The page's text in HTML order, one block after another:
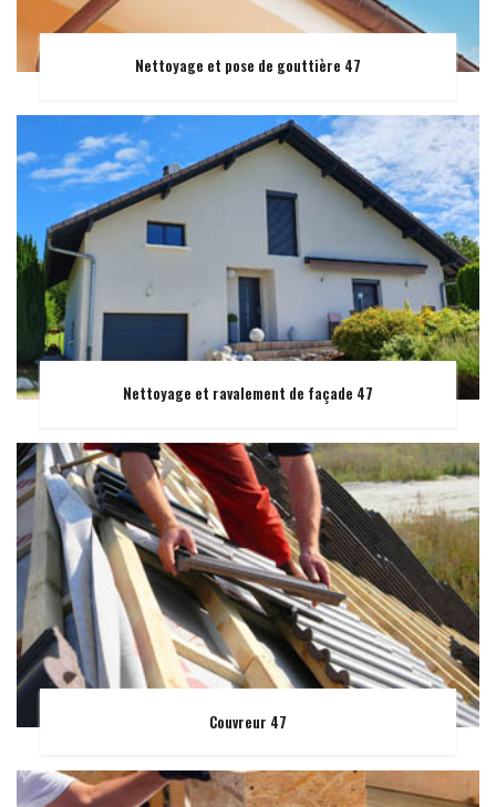
Nettoyage et pose de gouttière 47
Nettoyage et ravalement de façade 47
Couvreur 47